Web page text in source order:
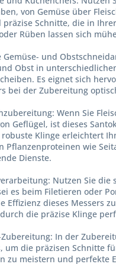
von Gemüse über
Schnitte, die in
Rüben lassen sich
Gemüse- und
Obst in
Es eignet sich
bei der Zubereitung
Wenn Sie
Geflügel, ist dieses
robuste Klinge erleichtert
Pflanzenproteinen wie
Dienste.
Nutzen Sie die
es beim Filetieren oder
Effizienz dieses Messers
die präzise Klinge
In der
um die präzisen Schnitte
zu meistern und perfekte